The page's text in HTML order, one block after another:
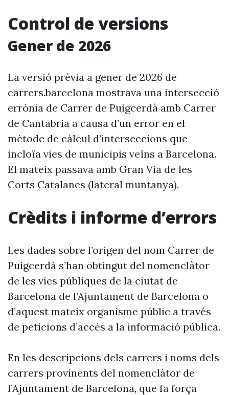
Control de versions
Gener de 2026
La versió prèvia a gener de 2026 de
carrers.barcelona mostrava una intersecció
errònia de Carrer de Puigcerdà amb Carrer
de Cantabria a causa d’un error en el
mètode de càlcul d’interseccions que
incloïa vies de municipis veïns a Barcelona.
El mateix passava amb Gran Via de les
Corts Catalanes (lateral muntanya).
Crèdits i informe d’errors
Les dades sobre l’origen del nom Carrer de
Puigcerdà s’han obtingut del nomenclàtor
de les vies públiques de la ciutat de
Barcelona de l’Ajuntament de Barcelona o
d’aquest mateix organisme públic a través
de peticions d’accés a la informació pública.
En les descripcions dels carrers i noms dels
carrers provinents del nomenclàtor de
l’Ajuntament de Barcelona, que fa força